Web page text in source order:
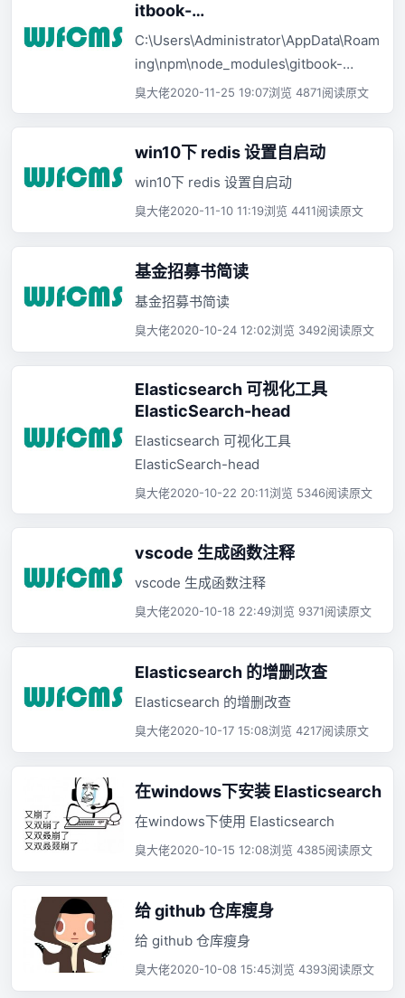
itbook-
cli\node_modules\npm\node_
modules\graceful-
fs\polyfills.js:287
C:\Users\Administrator\AppData\Roam
ing\npm\node_modules\gitbook-
cli\node_modules\npm\node_modules
\graceful-fs\polyfills.js:287 TypeError:
臭大佬2020-11-25 19:07浏览 4871阅读原文
win10下 redis 设置自启动
win10下 redis 设置自启动
臭大佬2020-11-10 11:19浏览 4411阅读原文
基金招募书简读
基金招募书简读
臭大佬2020-10-24 12:02浏览 3492阅读原文
Elasticsearch 可视化工具
ElasticSearch-head
Elasticsearch 可视化工具
ElasticSearch-head
臭大佬2020-10-22 20:11浏览 5346阅读原文
vscode 生成函数注释
vscode 生成函数注释
臭大佬2020-10-18 22:49浏览 9371阅读原文
Elasticsearch 的增删改查
Elasticsearch 的增删改查
臭大佬2020-10-17 15:08浏览 4217阅读原文
在windows下安装 Elasticsearch
在windows下使用 Elasticsearch
臭大佬2020-10-15 12:08浏览 4385阅读原文
给 github 仓库瘦身
给 github 仓库瘦身
臭大佬2020-10-08 15:45浏览 4393阅读原文